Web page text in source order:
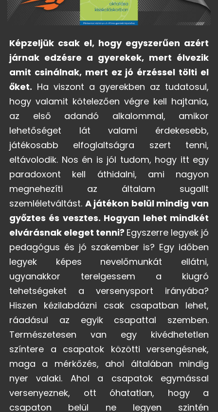
Képzeljük csak el, hogy egyszerűen azért
járnak edzésre a gyerekek, mert élvezik
amit csinálnak, mert ez jó érzéssel tölti el
őket. Ha viszont a gyerekben az tudatosul,
hogy valamit kötelezően végre kell hajtania,
az első adandó alkalommal, amikor
lehetőséget lát valami érdekesebb,
játékosabb elfoglaltságra szert tenni,
eltávolodik. Nos én is jól tudom, hogy itt egy
paradoxont kell áthidalni, ami nagyon
megnehezíti az általam sugallt
szemléletváltást. A játékon belül mindig van
győztes és vesztes. Hogyan lehet mindkét
elvárásnak eleget tenni? Egyszerre legyek jó
pedagógus és jó szakember is? Egy időben
legyek képes nevelőmunkát ellátni,
ugyanakkor terelgessem a kiugró
tehetségeket a versenysport irányába?
Hiszen kézilabdázni csak csapatban lehet,
ráadásul az egyik csapattal szemben.
Természetesen van egy kivédhetetlen
színtere a csapatok közötti versengésnek,
maga a mérkőzés, ahol általában mindig
nyer valaki. Ahol a csapatok egymással
versenyeznek, ott óhatatlan, hogy a
csapaton belül ne legyen szintén